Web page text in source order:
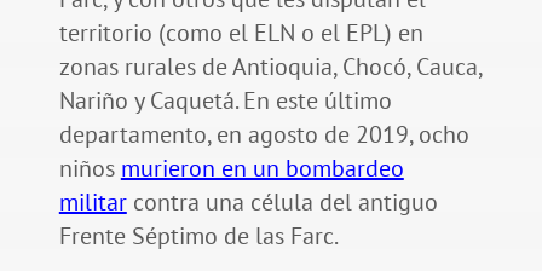
territorio (como el ELN o el EPL) en
zonas rurales de Antioquia, Chocó, Cauca,
Nariño y Caquetá. En este último
departamento, en agosto de 2019, ocho
niños murieron en un bombardeo
militarcontra una célula del antiguo
Frente Séptimo de las Farc.